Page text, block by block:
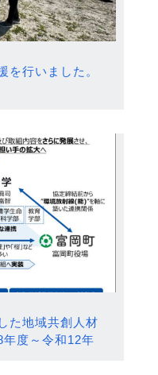
を行いました。
た地域共創人材
度～令和12年